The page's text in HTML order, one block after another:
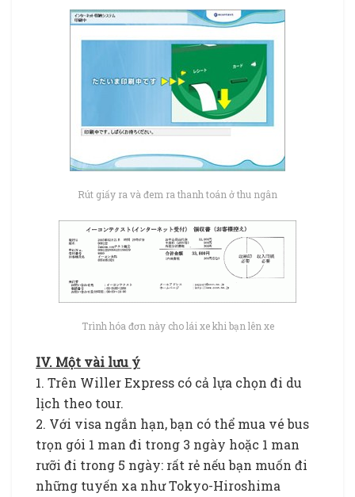
Rút giấy ra và đem ra thanh toán ở thu ngân
Trình hóa đơn này cho lái xe khi bạn lên xe
IV. Một vài lưu ý
1. Trên Willer Express có cả lựa chọn đi du
lịch theo tour.
2. Với visa ngắn hạn, bạn có thể mua vé bus
trọn gói 1 man đi trong 3 ngày hoặc 1 man
rưỡi đi trong 5 ngày: rất rẻ nếu bạn muốn đi
những tuyến xa như Tokyo-Hiroshima